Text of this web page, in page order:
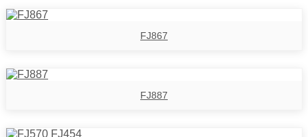
FJ867
FJ887